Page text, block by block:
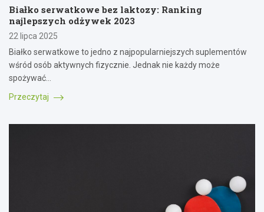
Białko serwatkowe bez laktozy: Ranking
najlepszych odżywek 2023
22 lipca 2025
Białko serwatkowe to jedno z najpopularniejszych suplementów
wśród osób aktywnych fizycznie. Jednak nie każdy może
spożywać…
Przeczytaj